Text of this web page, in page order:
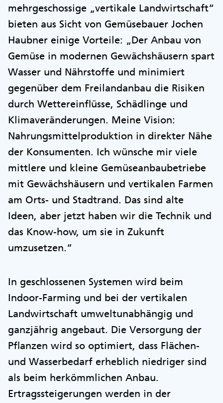
mehrgeschossige „vertikale Landwirtschaft“
bieten aus Sicht von Gemüsebauer Jochen
Haubner einige Vorteile: „Der Anbau von
Gemüse in modernen Gewächshäusern spart
Wasser und Nährstoffe und minimiert
gegenüber dem Freilandanbau die Risiken
durch Wettereinflüsse, Schädlinge und
Klimaveränderungen. Meine Vision:
Nahrungsmittelproduktion in direkter Nähe
der Konsumenten. Ich wünsche mir viele
mittlere und kleine Gemüseanbaubetriebe
mit Gewächshäusern und vertikalen Farmen
am Orts- und Stadtrand. Das sind alte
Ideen, aber jetzt haben wir die Technik und
das Know-how, um sie in Zukunft
umzusetzen.“
In geschlossenen Systemen wird beim
Indoor-Farming und bei der vertikalen
Landwirtschaft umweltunabhängig und
ganzjährig angebaut. Die Versorgung der
Pflanzen wird so optimiert, dass Flächen-
und Wasserbedarf erheblich niedriger sind
als beim herkömmlichen Anbau.
Ertragssteigerungen werden in der